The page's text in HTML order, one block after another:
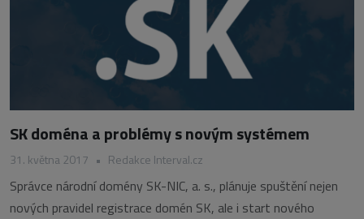
SK doména a problémy s novým systémem
31. května 2017 • Redakce Interval.cz
Správce národní domény SK-NIC, a. s., plánuje spuštění nejen
nových pravidel registrace domén SK, ale i start nového